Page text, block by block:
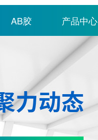
AB胶 产品中心